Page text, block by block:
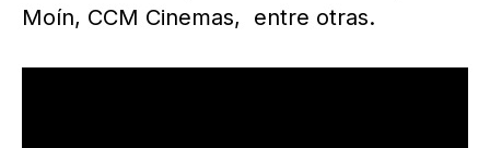
Moín, CCM Cinemas, entre otras.